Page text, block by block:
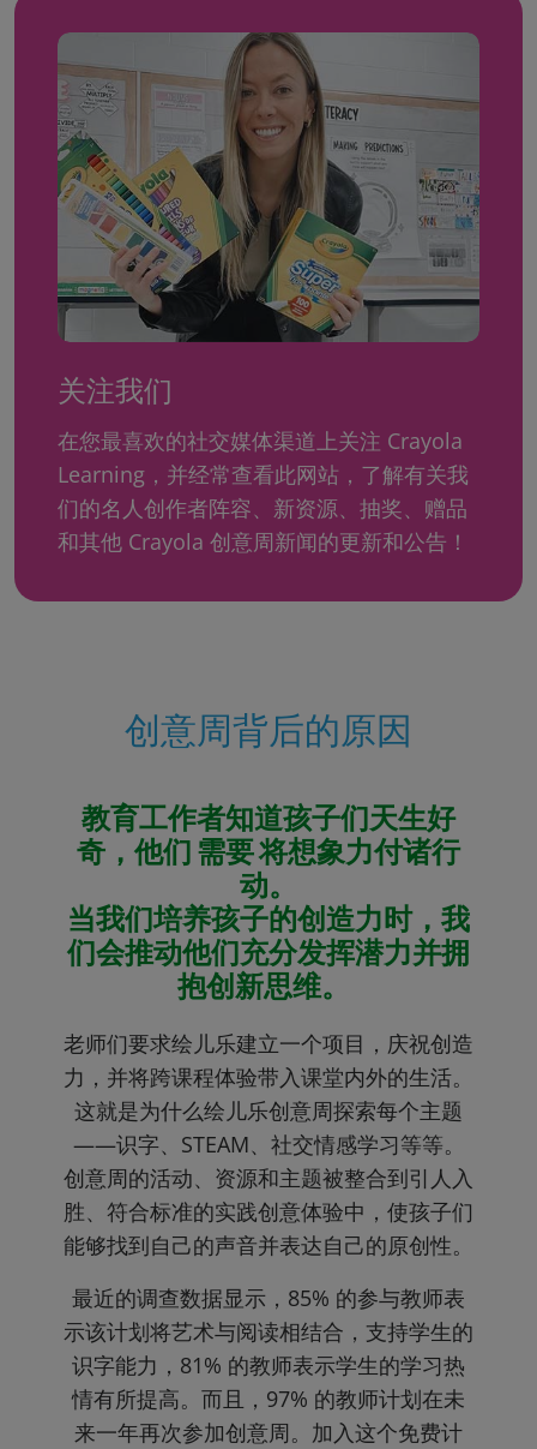
关注我们
在您最喜欢的社交媒体渠道上关注 Crayola
Learning，并经常查看此网站，了解有关我
们的名人创作者阵容、新资源、抽奖、赠品
和其他 Crayola 创意周新闻的更新和公告！
创意周背后的原因
教育工作者知道孩子们天生好
奇，他们 需要 将想象力付诸行
动。
当我们培养孩子的创造力时，我
们会推动他们充分发挥潜力并拥
抱创新思维。
老师们要求绘儿乐建立一个项目，庆祝创造
力，并将跨课程体验带入课堂内外的生活。
这就是为什么绘儿乐创意周探索每个主题
——识字、STEAM、社交情感学习等等。
创意周的活动、资源和主题被整合到引人入
胜、符合标准的实践创意体验中，使孩子们
能够找到自己的声音并表达自己的原创性。
最近的调查数据显示，85% 的参与教师表
示该计划将艺术与阅读相结合，支持学生的
识字能力，81% 的教师表示学生的学习热
情有所提高。而且，97% 的教师计划在未
来一年再次参加创意周。加入这个免费计